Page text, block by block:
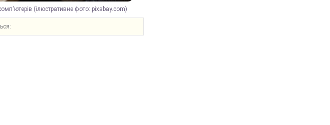
(ілюстративне фото: pixabay.com)